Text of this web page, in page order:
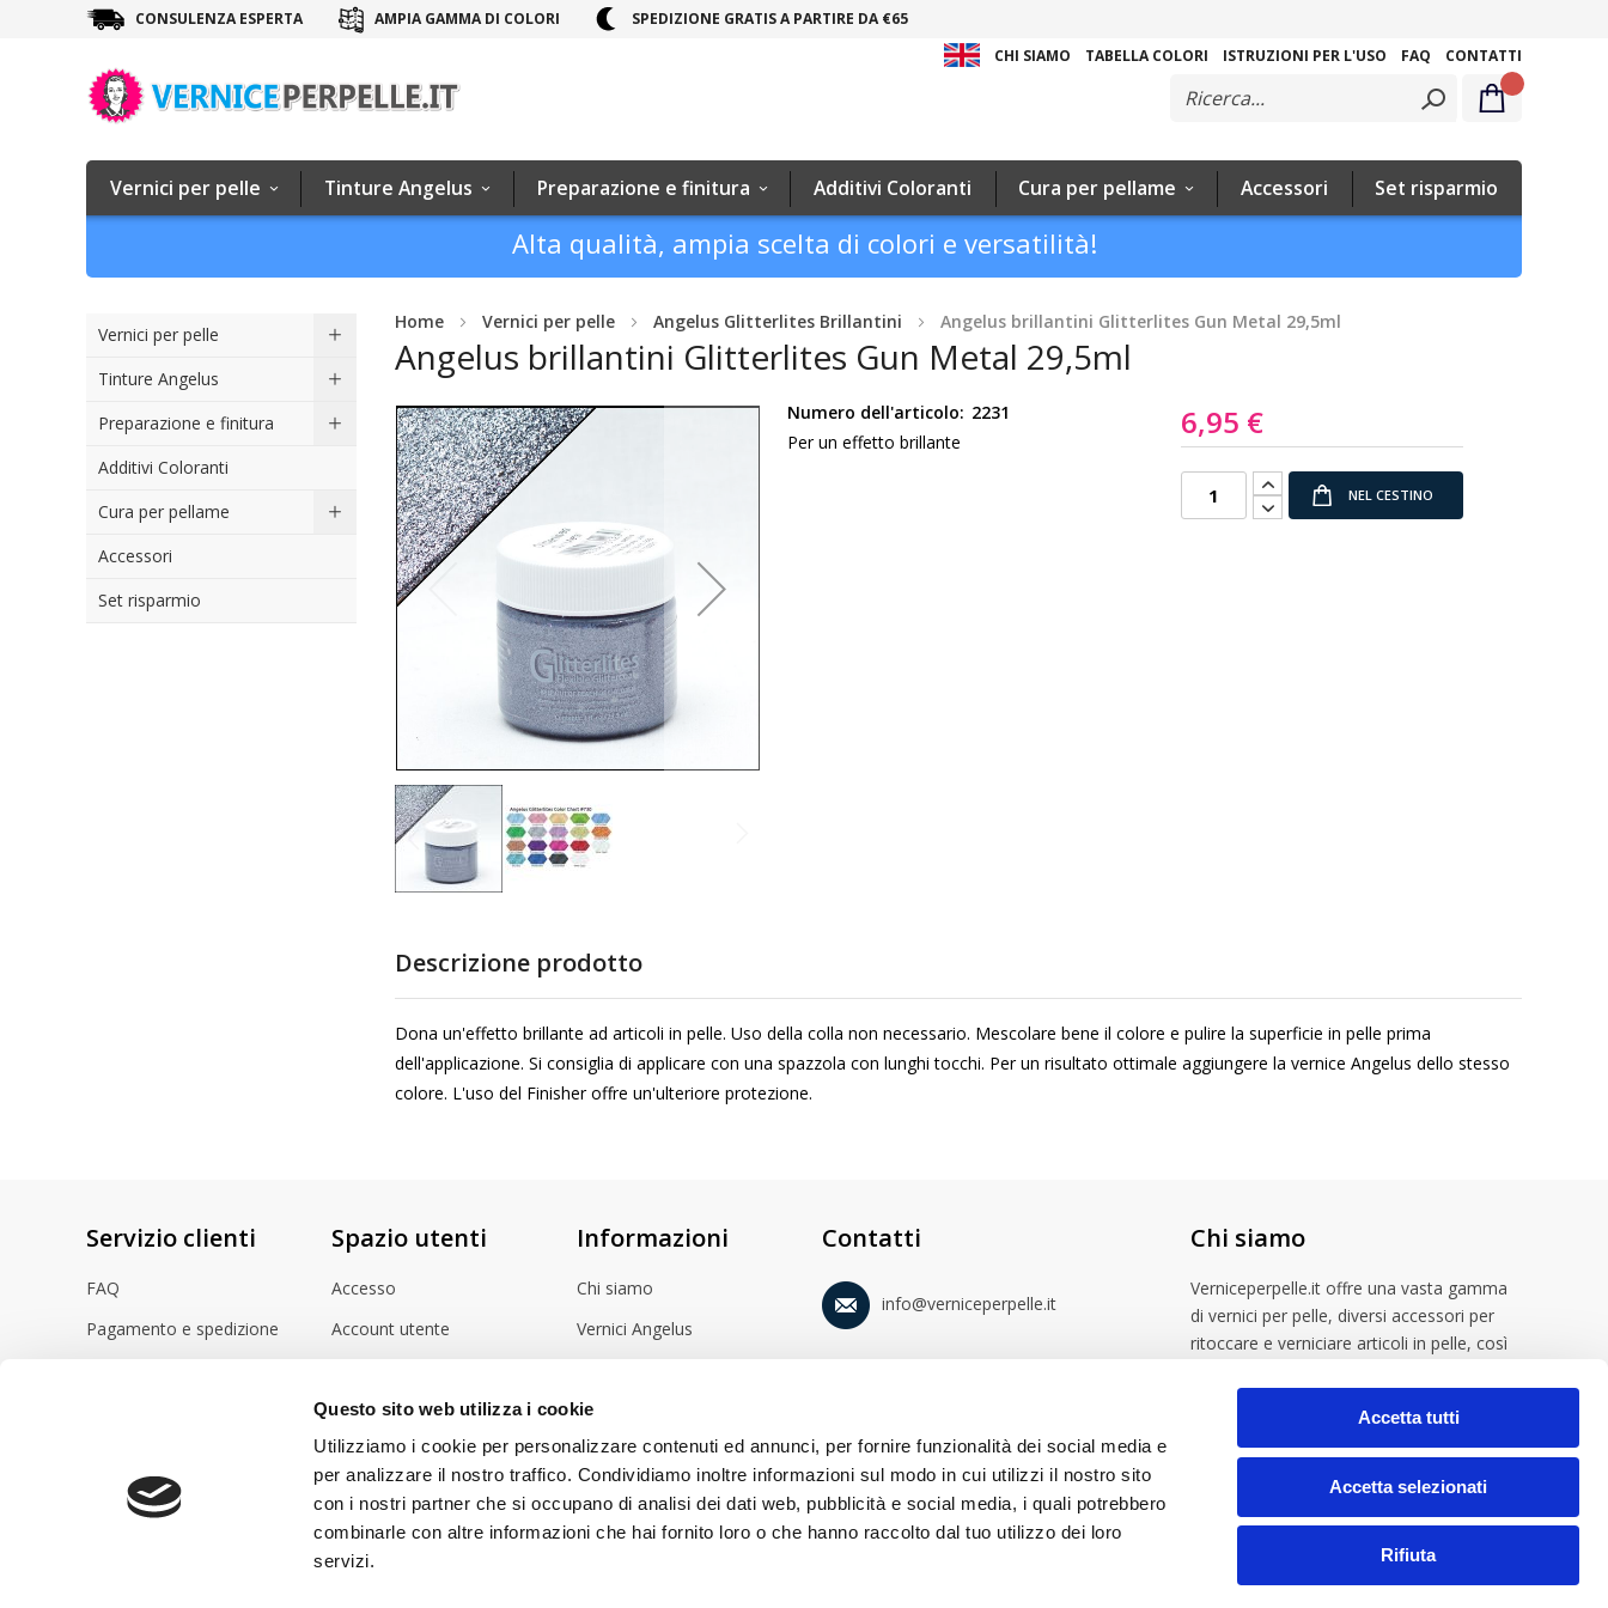
Questo sito web utilizza i cookie
Utilizziamo i cookie per personalizzare contenuti ed annunci, per fornire funzionalità dei social media e
per analizzare il nostro traffico. Condividiamo inoltre informazioni sul modo in cui utilizzi il nostro sito
con i nostri partner che si occupano di analisi dei dati web, pubblicità e social media, i quali potrebbero
combinarle con altre informazioni che hai fornito loro o che hanno raccolto dal tuo utilizzo dei loro
servizi.
Accetta tutti
Accetta selezionati
Rifiuta
CONSULENZA ESPERTA AMPIA GAMMA DI COLORI
SPEDIZIONE GRATIS A PARTIRE DA €65
CONTATTI
FAQ
ISTRUZIONI PER L'USO
TABELLA COLORI
CHI SIAMO
contenuto
Vernici per pelle Tinture Angelus Preparazione e finitura Additivi Coloranti Cura per pellame Accessori Set risparmio
Alta qualità, ampia scelta di colori e versatilità!
Home Vernici per pelle Angelus Glitterlites Brillantini Angelus brillantini Glitterlites Gun Metal 29,5ml
Angelus brillantini Glitterlites Gun Metal 29,5ml
Vai
alla
fine
della
galleria
di
immagini
della
immagini
Numero dell'articolo: 2231
Per un effetto brillante
6,95 €
NEL CESTINO
Descrizione prodotto
Dona un'effetto brillante ad articoli in pelle. Uso della colla non necessario. Mescolare bene il colore e pulire la superficie in pelle prima
dell'applicazione. Si consiglia di applicare con una spazzola con lunghi tocchi. Per un risultato ottimale aggiungere la vernice Angelus dello stesso
colore. L'uso del Finisher offre un'ulteriore protezione.
Vernici per pelle
Tinture Angelus
Preparazione e finitura
Additivi Coloranti
Cura per pellame
Accessori
Set risparmio
Servizio clienti
FAQ
Pagamento e spedizione
Spazio utenti
Accesso
Account utente
Informazioni
Chi siamo
Vernici Angelus
Note legali
Condizioni generali di
contratto
Contatti
info@verniceperpelle.it
Chi siamo
Verniceperpelle.it offre una vasta gamma
di vernici per pelle, diversi accessori per
ritoccare e verniciare articoli in pelle, così
e altro pellame.